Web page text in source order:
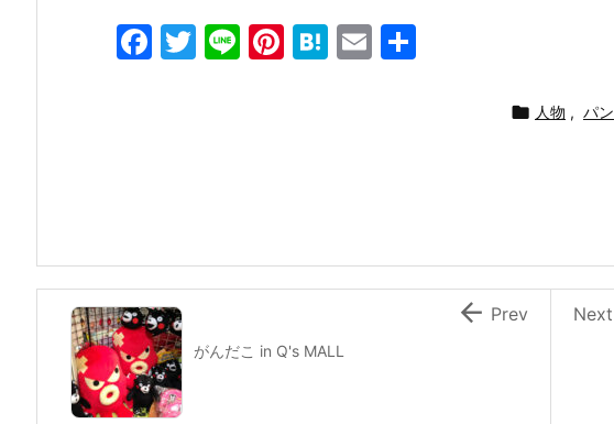
F
k
T
Li Pi H
E
 人物 , パン
Next
がんだこ in Q's MALL
 Prev